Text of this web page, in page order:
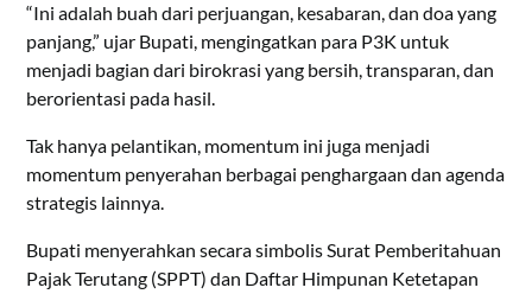
“Ini adalah buah dari perjuangan, kesabaran, dan doa yang
panjang,” ujar Bupati, mengingatkan para P3K untuk
menjadi bagian dari birokrasi yang bersih, transparan, dan
berorientasi pada hasil.
Tak hanya pelantikan, momentum ini juga menjadi
momentum penyerahan berbagai penghargaan dan agenda
strategis lainnya.
Bupati menyerahkan secara simbolis Surat Pemberitahuan
Pajak Terutang (SPPT) dan Daftar Himpunan Ketetapan